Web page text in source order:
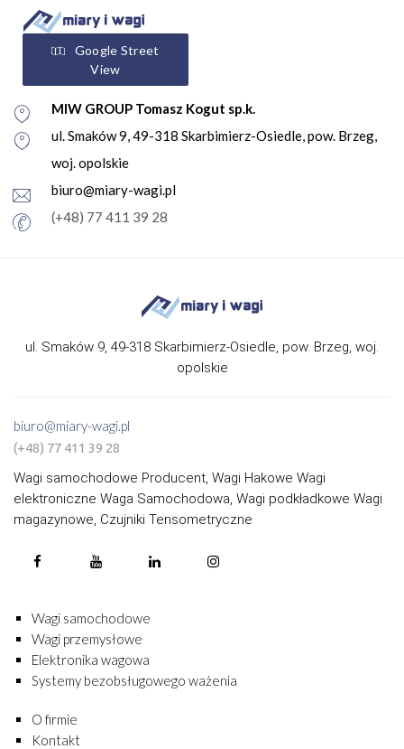
Google Street
View
MIW GROUP Tomasz Kogut sp.k.
ul. Smaków 9, 49-318 Skarbimierz-Osiedle, pow. Brzeg,
woj. opolskie
biuro@miary-wagi.pl
(+48) 77 411 39 28
ul. Smaków 9, 49-318 Skarbimierz-Osiedle, pow. Brzeg, woj.
opolskie
biuro@miary-wagi.pl
(+48) 77 411 39 28
Wagi samochodowe Producent, Wagi Hakowe Wagi
elektroniczne Waga Samochodowa, Wagi podkładkowe Wagi
magazynowe, Czujniki Tensometryczne
Wagi samochodowe
Wagi przemysłowe
Elektronika wagowa
Systemy bezobsługowego ważenia
O firmie
Kontakt